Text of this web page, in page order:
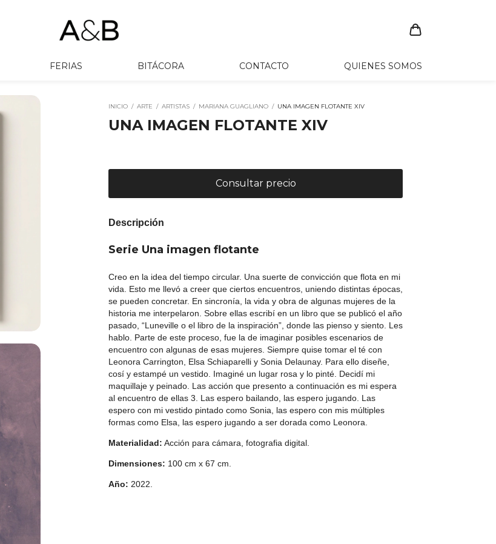
FERIAS BITÁCORA CONTACTO QUIENES SOMOS
INICIO / ARTE / ARTISTAS / MARIANA GUAGLIANO / UNA IMAGEN FLOTANTE XIV
UNA IMAGEN FLOTANTE XIV
Descripción
Serie Una imagen flotante
Creo en la idea del tiempo circular. Una suerte de convicción que flota en mi
vida. Esto me llevó a creer que ciertos encuentros, uniendo distintas épocas,
se pueden concretar. En sincronía, la vida y obra de algunas mujeres de la
historia me interpelaron. Sobre ellas escribí en un libro que se publicó el año
pasado, “Luneville o el libro de la inspiración”, donde las pienso y siento. Les
hablo. Parte de este proceso, fue la de imaginar posibles escenarios de
encuentro con algunas de esas mujeres. Siempre quise tomar el té con
Leonora Carrington, Elsa Schiaparelli y Sonia Delaunay. Para ello diseñe,
cosí y estampé un vestido. Imaginé un lugar rosa y lo pinté. Decidí mi
maquillaje y peinado. Las acción que presento a continuación es mi espera
al encuentro de ellas 3. Las espero bailando, las espero jugando. Las
espero con mi vestido pintado como Sonia, las espero con mis múltiples
formas como Elsa, las espero jugando a ser dorada como Leonora.
Materialidad: Acción para cámara, fotografia digital.
Dimensiones: 100 cm x 67 cm.
Año: 2022.